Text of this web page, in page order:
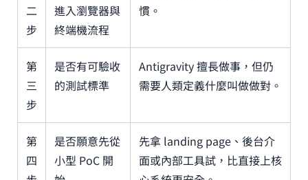
二
步
進入瀏覽器與
終端機流程
慣。
第
三
步
是否有可驗收
的測試標準
Antigravity 擅長做事，但仍
需要人類定義什麼叫做做對。
第
四
是否願意先從
小型 PoC 開
先拿 landing page、後台介
面或內部工具試，比直接上核